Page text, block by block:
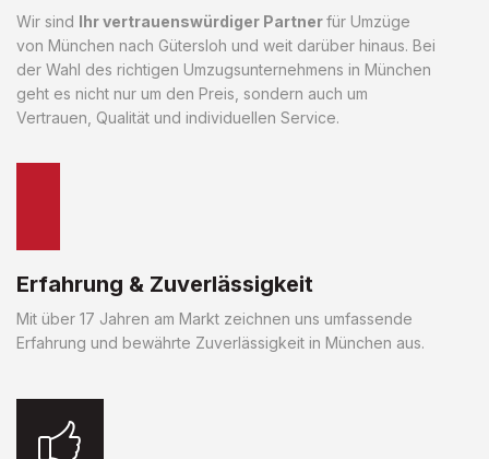
Wir sind Ihr vertrauenswürdiger Partnerfür Umzüge
von München nach Gütersloh und weit darüber hinaus. Bei
der Wahl des richtigen Umzugsunternehmens in München
geht es nicht nur um den Preis, sondern auch um
Vertrauen, Qualität und individuellen Service.
Erfahrung & Zuverlässigkeit
Mit über 17 Jahren am Markt zeichnen uns umfassende
Erfahrung und bewährte Zuverlässigkeit in München aus.